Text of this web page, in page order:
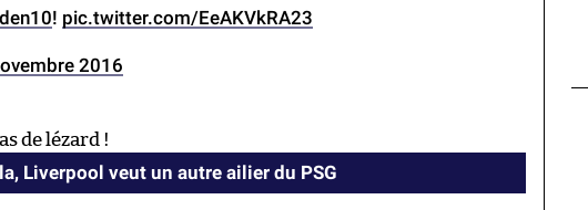
! pic.twitter.com/EeAKVkRA23
2016
de lézard !
Liverpool veut un autre ailier du PSG